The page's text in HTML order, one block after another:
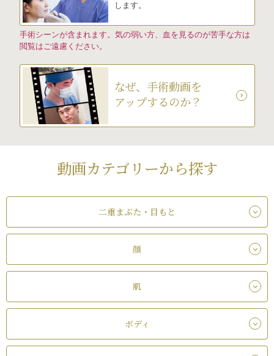
します。
手術シーンが含まれます。気の弱い方、血を見るのが苦手な方は
閲覧はご遠慮ください。
なぜ、手術動画を
アップするのか？
動画カテゴリーから探す
二重まぶた・目もと
顔
肌
ボディ